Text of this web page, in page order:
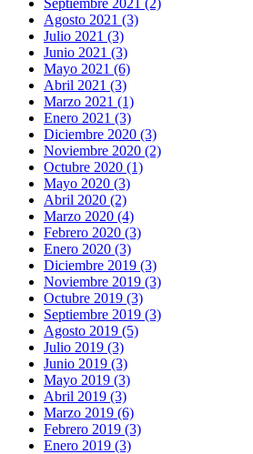
Agosto 2021 (3)
Julio 2021 (3)
Junio 2021 (3)
Mayo 2021 (6)
Abril 2021 (3)
Marzo 2021 (1)
Enero 2021 (3)
Diciembre 2020 (3)
Noviembre 2020 (2)
Octubre 2020 (1)
Mayo 2020 (3)
Abril 2020 (2)
Marzo 2020 (4)
Febrero 2020 (3)
Enero 2020 (3)
Diciembre 2019 (3)
Noviembre 2019 (3)
Octubre 2019 (3)
Septiembre 2019 (3)
Agosto 2019 (5)
Julio 2019 (3)
Junio 2019 (3)
Mayo 2019 (3)
Abril 2019 (3)
Marzo 2019 (6)
Febrero 2019 (3)
Enero 2019 (3)